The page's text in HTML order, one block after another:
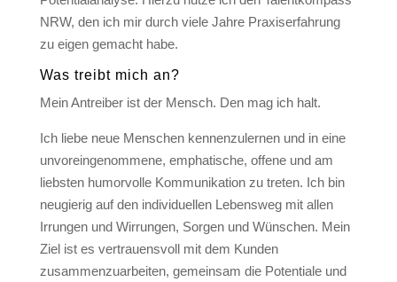
NRW, den ich mir durch viele Jahre Praxiserfahrung
zu eigen gemacht habe.
Was treibt mich an?
Mein Antreiber ist der Mensch. Den mag ich halt.
Ich liebe neue Menschen kennenzulernen und in eine
unvoreingenommene, emphatische, offene und am
liebsten humorvolle Kommunikation zu treten. Ich bin
neugierig auf den individuellen Lebensweg mit allen
Irrungen und Wirrungen, Sorgen und Wünschen. Mein
Ziel ist es vertrauensvoll mit dem Kunden
zusammenzuarbeiten, gemeinsam die Potentiale und